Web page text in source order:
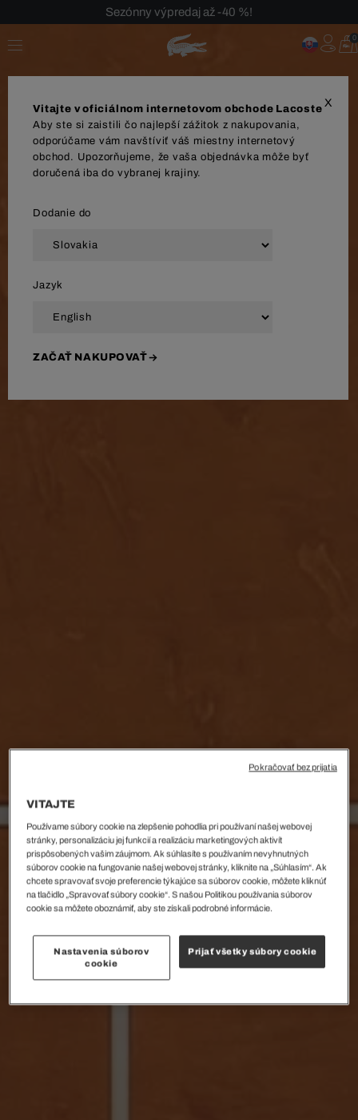
Sezónny výpredaj až -40 %!
Bezplatné vrátenie!
0
X
Vitajte v oficiálnom internetovom obchode Lacoste
Aby ste si zaistili čo najlepší zážitok z nakupovania,
odporúčame vám navštíviť váš miestny internetový
obchod. Upozorňujeme, že vaša objednávka môže byť
doručená iba do vybranej krajiny.
Dodanie do
Jazyk
ZAČAŤ NAKUPOVAŤ
VITAJTE
Používame súbory cookie na zlepšenie pohodlia pri používaní našej webovej
stránky, personalizáciu jej funkcií a realizáciu marketingových aktivít
prispôsobených vašim záujmom. Ak súhlasíte s používaním nevyhnutných
súborov cookie na fungovanie našej webovej stránky, kliknite na „Súhlasím“. Ak
chcete spravovať svoje preferencie týkajúce sa súborov cookie, môžete kliknúť
na tlačidlo „Spravovať súbory cookie“. S našou Politikou používania súborov
cookie sa môžete oboznámiť, aby ste získali podrobné informácie.
Nastavenia súborov
cookie
Prijať všetky súbory cookie
Pokračovať bez prijatia